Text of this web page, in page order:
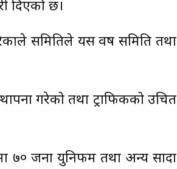
दिएको छ।
समितिले यस वर्ष समिति तथा
गरेको तथा ट्राफिकको उचित
७० जना युनिर्फम तथा अन्य सादा